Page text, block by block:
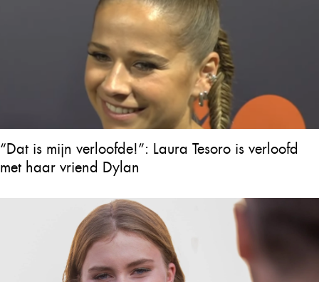
“Dat is mijn verloofde!”: Laura Tesoro is verloofd
met haar vriend Dylan